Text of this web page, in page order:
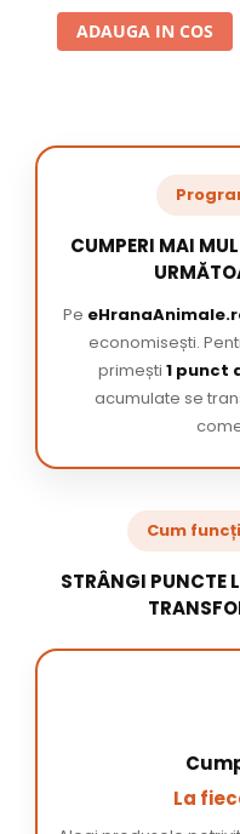
ADAUGA IN COS
CUMPERI MAI
Pe
economisești.
primești 1 punct
acumulate se
Cum
STRÂNGI PUNCTE
La